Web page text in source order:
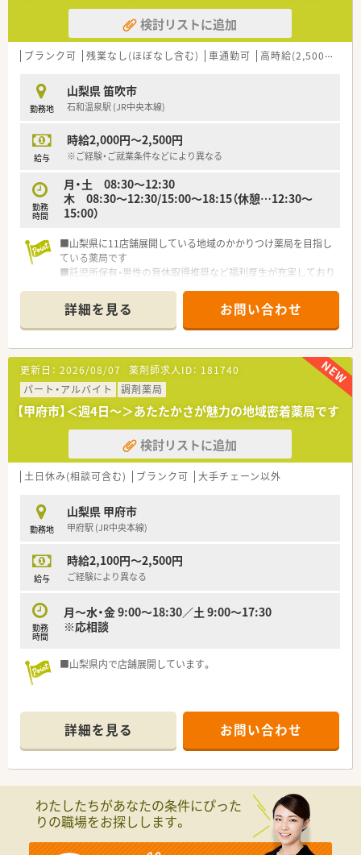
検討リストに追加
ブランク可 残業なし(ほぼなし含む) 車通勤可 高時給(2,500円以上)
勤務地
山梨県 笛吹市
石和温泉駅 (JR中央本線)
給与
時給2,000円～2,500円
※ご経験・ご就業条件などにより異なる
勤務
時間
月・土 08:30～12:30
木 08:30～12:30/15:00～18:15（休憩…12:30～
15:00）
■山梨県に11店舗展開している地域のかかりつけ薬局を目指し
ている薬局です
■託児所保有・男性の育休取得推奨など福利厚生が充実しており
■残業が少なく、アットホームな職場雰囲気で離職率が低めです
詳細を見る お問い合わせ
更新日： 2026/08/07 薬剤師求人ID： 181740
パート・アルバイト
調剤薬局
【甲府市】＜週4日～＞あたたかさが魅力の地域密着薬局です
検討リストに追加
土日休み(相談可含む) ブランク可 大手チェーン以外
勤務地
山梨県 甲府市
甲府駅 (JR中央本線)
給与
時給2,100円～2,500円
ご経験により異なる
勤務
時間
月～水・金 9:00～18:30／土 9:00～17:30
※応相談
■山梨県内で店舗展開しています。
詳細を見る お問い合わせ
わたしたちがあなたの条件にぴった
りの職場をお探しします。